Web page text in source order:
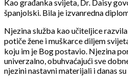
Kao građanka svijeta, Dr. Daisy
španjolski. Bila je izvanredna
Njezina služba kao učiteljice
potiče žene i muškarce diljem
koju im je Bog postavio. Njezina
univerzalno, obuhvaćajući sve
njezini nastavni materijali i danas